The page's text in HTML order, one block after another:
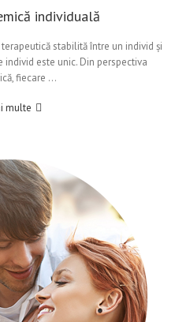
individuală
stabilită între un individ și
individ este unic. Din perspectiva
fiecare …
multe